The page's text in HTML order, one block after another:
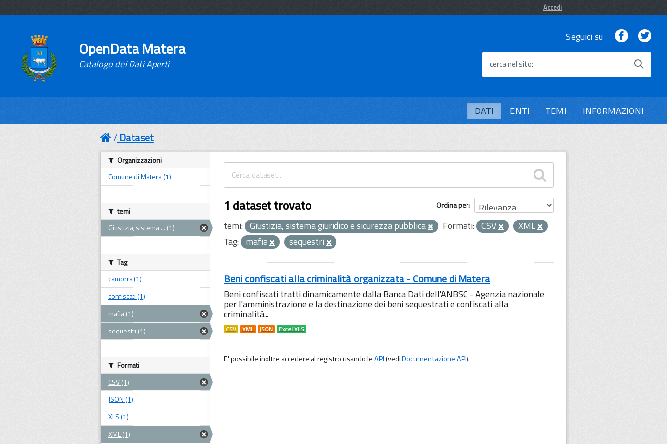
Accedi
OpenData Matera
Catalogo dei Dati Aperti
Seguici su Facebook
cerca nel sito
DATI ENTI TEMI INFORMAZIONI
Dataset
Ordina per
1 dataset trovato
temi: Giustizia, sistema giuridico e sicurezza pubblica Formati: CSV
XML
Tag: mafia sequestri
Beni confiscati alla criminalità organizzata - Comune di Matera
Beni confiscati tratti dinamicamente dalla Banca Dati dell'ANBSC - Agenzia nazionale
per l'amministrazione e la destinazione dei beni sequestrati e confiscati alla
criminalità...
CSV XML JSON Excel XLS
E' possibile inoltre accedere al registro usando leAPI(vediDocumentazione API).
Organizzazioni
Comune di Matera (1)
temi
Giustizia, sistema ... (1)
Tag
camorra (1)
confiscati (1)
mafia (1)
sequestri (1)
Formati
CSV (1)
JSON (1)
XLS (1)
XML (1)